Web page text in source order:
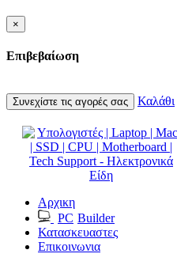
×
Επιβεβαίωση
Συνεχίστε τις αγορές σας Καλάθι
Αρχικη
PC Builder
Κατασκευαστες
Επικοινωνια